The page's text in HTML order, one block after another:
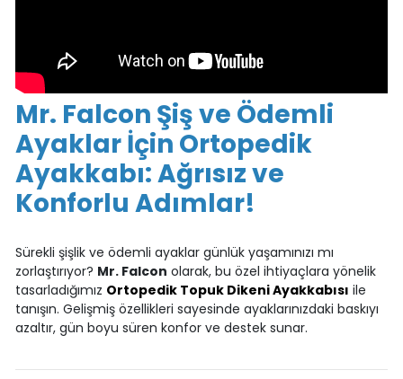
Mr. Falcon Şiş ve Ödemli
Ayaklar İçin Ortopedik
Ayakkabı: Ağrısız ve
Konforlu Adımlar!
Sürekli şişlik ve ödemli ayaklar günlük yaşamınızı mı
zorlaştırıyor? Mr. Falcon olarak, bu özel ihtiyaçlara yönelik
tasarladığımız Ortopedik Topuk Dikeni Ayakkabısı ile
tanışın. Gelişmiş özellikleri sayesinde ayaklarınızdaki baskıyı
azaltır, gün boyu süren konfor ve destek sunar.